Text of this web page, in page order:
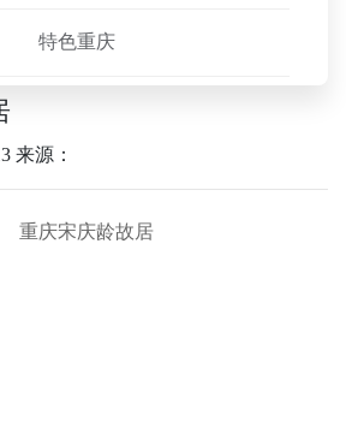
特色重庆
来源：